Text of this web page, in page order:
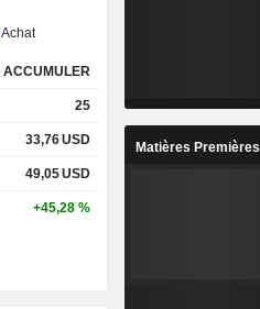
Achat
ACCUMULER
25
33,76USD
49,05USD
+45,28 %
Matières Premières